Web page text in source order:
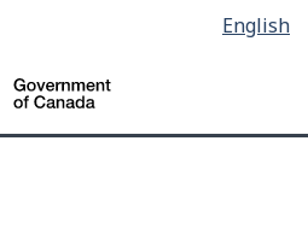
main
content
la
version
HTML
English